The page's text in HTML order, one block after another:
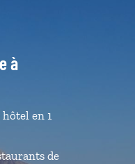
à
en 1
de